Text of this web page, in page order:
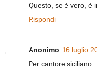
Questo, se è vero, è
Rispondi
Anonimo 16 luglio
Per cantore siciliano: